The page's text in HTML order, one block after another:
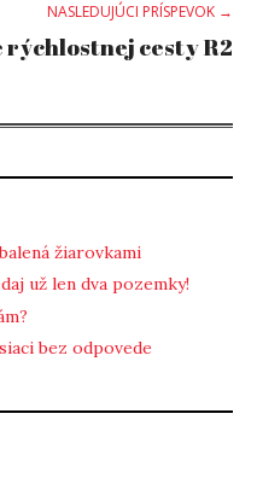
NASLEDUJÚCI PRÍSPEVOK →
rýchlostnej cesty R2
žiarovkami
už len dva pozemky!
bez odpovede